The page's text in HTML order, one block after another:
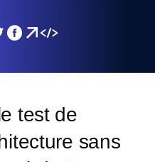
test de
sans